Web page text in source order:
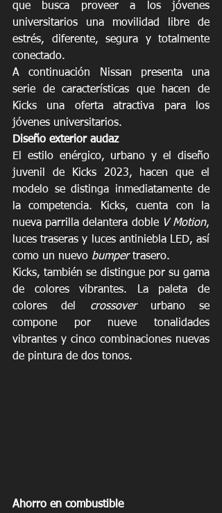
que busca proveer a los jóvenes
universitarios una movilidad libre de
estrés, diferente, segura y totalmente
conectado.
A continuación Nissan presenta una
serie de características que hacen de
Kicks una oferta atractiva para los
jóvenes universitarios.
Diseño exterior audaz
El estilo enérgico, urbano y el diseño
juvenil de Kicks 2023, hacen que el
modelo se distinga inmediatamente de
la competencia. Kicks, cuenta con la
nueva parrilla delantera doble V Motion,
luces traseras y luces antiniebla LED, así
como un nuevo bumper trasero.
Kicks, también se distingue por su gama
de colores vibrantes. La paleta de
colores del crossover urbano se
compone por nueve tonalidades
vibrantes y cinco combinaciones nuevas
de pintura de dos tonos.
Ahorro en combustible